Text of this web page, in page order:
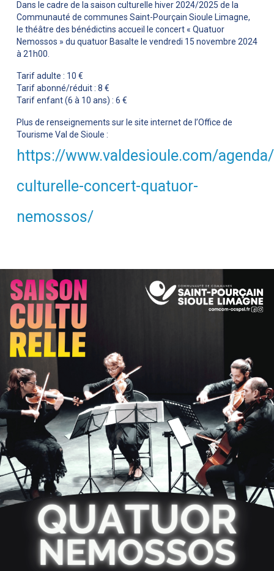
Dans le cadre de la saison culturelle hiver 2024/2025 de la
Communauté de communes Saint-Pourçain Sioule Limagne,
le théâtre des bénédictins accueil le concert « Quatuor
Nemossos » du quatuor Basalte le vendredi 15 novembre 2024
à 21h00.
Tarif adulte : 10 €
Tarif abonné/réduit : 8 €
Tarif enfant (6 à 10 ans) : 6 €
Plus de renseignements sur le site internet de l’Office de
Tourisme Val de Sioule :
https://www.valdesioule.com/
culturelle-concert-quatuor-
nemossos/